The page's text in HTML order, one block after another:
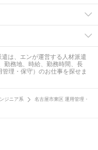
は、エンが運営する人材派遣
勤務地、時給、勤務時間、長
理・保守）のお仕事を探せま
ジニア系
名古屋市東区 運用管理・